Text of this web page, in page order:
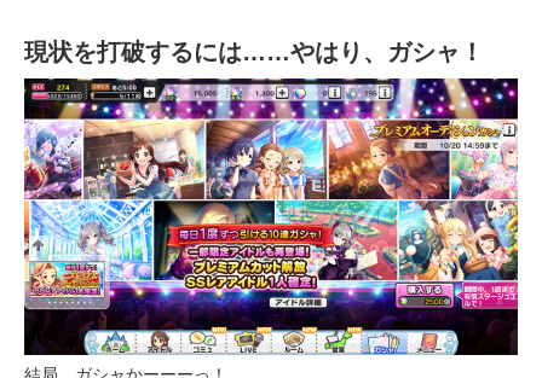
現状を打破するには……やはり、ガシャ！